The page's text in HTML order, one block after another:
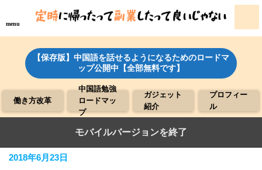
menu
【保存版】中国語を話せるようになるためのロードマ
ップ公開中【全部無料です】
働き方改革
中国語勉強
ロードマッ
プ
ガジェット
紹介
プロフィー
ル
お問い合わせ
2018年6月23日
モバイルバージョンを終了